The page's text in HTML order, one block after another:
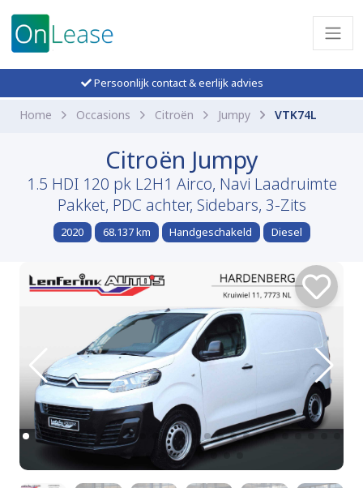
Persoonlijk contact & eerlijk advies
Home Occasions Citroën Jumpy VTK74L
Citroën Jumpy
1.5 HDI 120 pk L2H1 Airco, Navi Laadruimte
Pakket, PDC achter, Sidebars, 3-Zits
2020 68.137 km Handgeschakeld Diesel